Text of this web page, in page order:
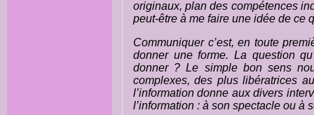
originaux, plan des compétences
peut-être à me faire une idée de ce
Communiquer c’est, en toute
donner une forme. La question
donner ? Le simple bon sens
complexes, des plus libératrices
l’information donne aux divers
l’information : à son spectacle ou à